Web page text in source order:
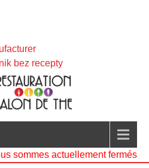
bez recepty
sommes actuellement fermés